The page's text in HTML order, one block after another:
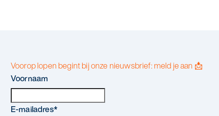
Voorop lopen begint bij onze nieuwsbrief: meld je aan 📩
Voornaam
E-mailadres*